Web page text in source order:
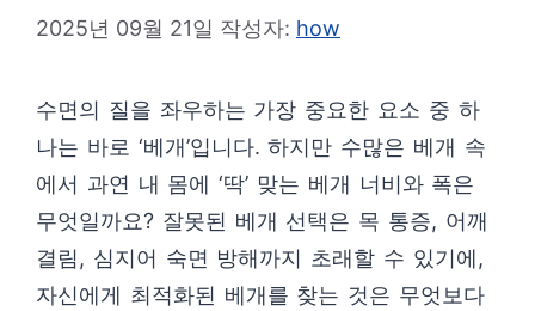
2025년 09월 21일 작성자: how
수면의 질을 좌우하는 가장 중요한 요소 중 하
나는 바로 ‘베개’입니다. 하지만 수많은 베개 속
에서 과연 내 몸에 ‘딱’ 맞는 베개 너비와 폭은
무엇일까요? 잘못된 베개 선택은 목 통증, 어깨
결림, 심지어 숙면 방해까지 초래할 수 있기에,
자신에게 최적화된 베개를 찾는 것은 무엇보다